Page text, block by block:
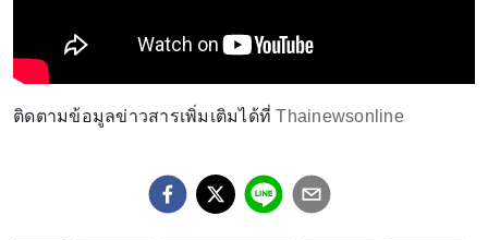
ติดตามข้อมูลข่าวสารเพิ่มเติมได้ที่ Thainewsonline